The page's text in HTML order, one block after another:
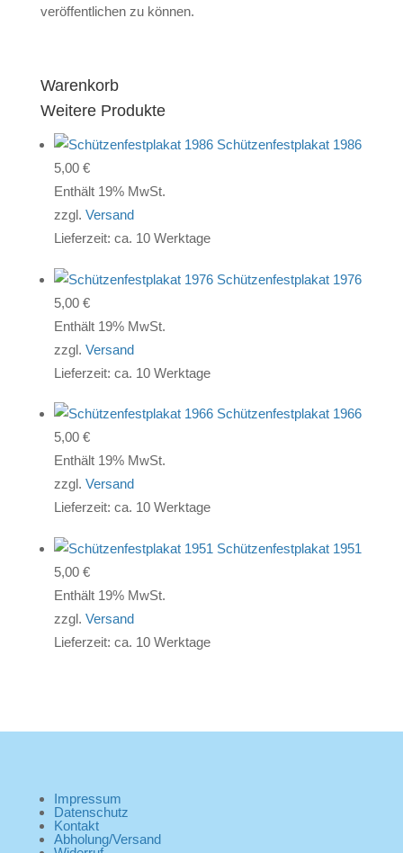
veröffentlichen zu können.
Warenkorb
Weitere Produkte
Schützenfestplakat 1986
5,00 €
Enthält 19% MwSt.
zzgl. Versand
Lieferzeit: ca. 10 Werktage
Schützenfestplakat 1976
5,00 €
Enthält 19% MwSt.
zzgl. Versand
Lieferzeit: ca. 10 Werktage
Schützenfestplakat 1966
5,00 €
Enthält 19% MwSt.
zzgl. Versand
Lieferzeit: ca. 10 Werktage
Schützenfestplakat 1951
5,00 €
Enthält 19% MwSt.
zzgl. Versand
Lieferzeit: ca. 10 Werktage
Impressum
Datenschutz
Kontakt
Abholung/Versand